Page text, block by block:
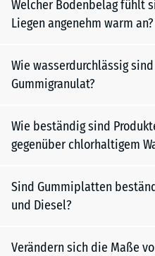
Welcher Bodenbelag fühlt
Liegen angenehm warm an?
Wie wasserdurchlässig
Gummigranulat?
Wie beständig sind
gegenüber chlorhaltigem
Sind Gummiplatten
und Diesel?
Verändern sich die Maße